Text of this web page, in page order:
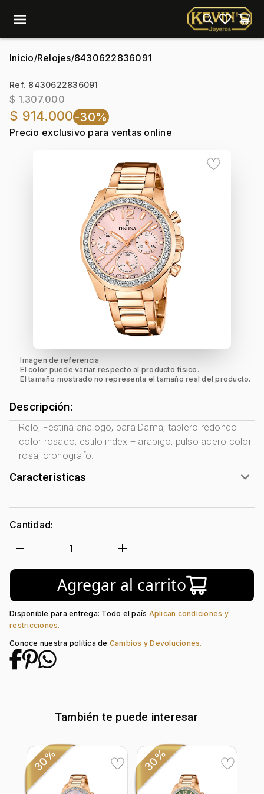
menu
Inicio/Relojes/8430622836091
Ref. 8430622836091
$ 1.307.000
$ 914.000-30%
Precio exclusivo para ventas online
Imagen de referencia
El color puede variar respecto al producto físico.
El tamaño mostrado no representa el tamaño real del producto.
Descripción:
Reloj Festina analogo, para Dama, tablero redondo
color rosado, estilo index + arabigo, pulso acero color
rosa, cronografo:
Características
Marca: Festina
Género:
Luminiscente:
Forma de caja:
Redondo
Tipo de cristal: Mineral
Color del Bisel: Rosa
Color del tablero:
Color del Pulso: Rosa
Estilo de numeración:
Tipo de cierre: Desplegable Seguridad
Cantidad:
remove 1 add
Agregar al carrito
Disponible para entrega: Todo el país Aplican condiciones y
restricciones.
Conoce nuestra política de Cambios y Devoluciones.
También te puede interesar
30% 30%